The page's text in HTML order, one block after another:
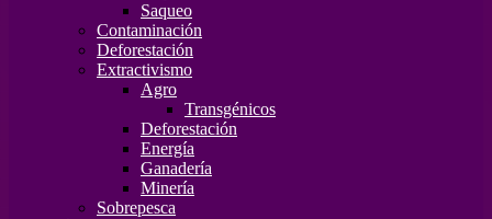
Saqueo
Contaminación
Deforestación
Extractivismo
Agro
Transgénicos
Deforestación
Energía
Ganadería
Minería
Sobrepesca